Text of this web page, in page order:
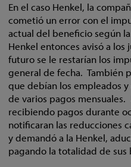
En el caso Henkel, la
cometió un error con el
actual del beneficio según
Henkel entonces avisó a
futuro se le restarían los
general de fecha. También
que debían los empleados
de varios pagos
recibiendo pagos durante
notificaran las reducciones
y demandó a la Henkel,
pagando la totalidad de sus